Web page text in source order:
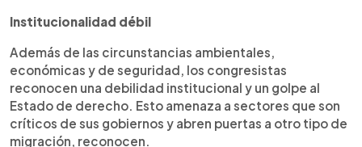
Institucionalidad débil
Además de las circunstancias ambientales,
económicas y de seguridad, los congresistas
reconocen una debilidad institucional y un golpe al
Estado de derecho. Esto amenaza a sectores que son
críticos de sus gobiernos y abren puertas a otro tipo de
migración, reconocen.